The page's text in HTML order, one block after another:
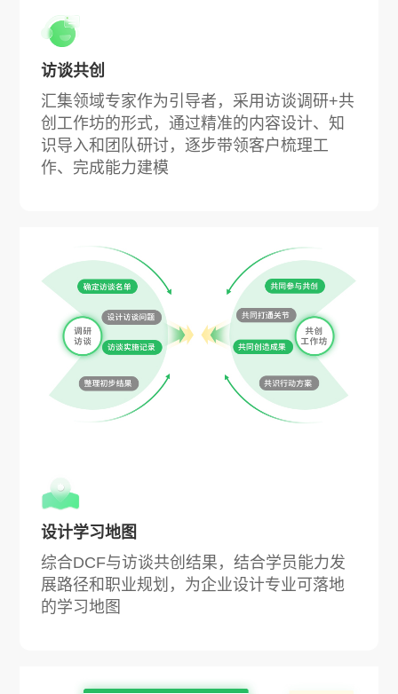
访谈共创
汇集领域专家作为引导者，采用访谈调研+共
创工作坊的形式，通过精准的内容设计、知
识导入和团队研讨，逐步带领客户梳理工
作、完成能力建模
设计学习地图
综合DCF与访谈共创结果，结合学员能力发
展路径和职业规划，为企业设计专业可落地
的学习地图